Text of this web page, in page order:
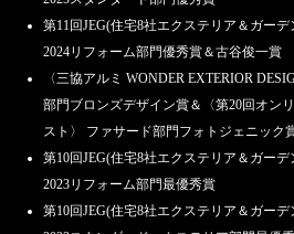
第11回JEG(住宅8社エクステリア＆ガー
2024リフォーム部門優秀賞＆古谷俊一賞
〈三協アルミ WONDER EXTERIOR
部門ブロンズデザイン賞＆〈第20回オン
スト〉 ファサード部門フォトジェニック
第10回JEG(住宅8社エクステリア＆ガー
2023リフォーム部門最優秀賞
第10回JEG(住宅8社エクステリア＆ガー